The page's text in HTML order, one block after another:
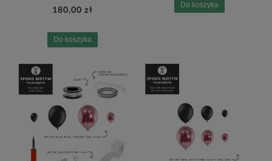
180,00 zł
Do koszyka
Do koszyka